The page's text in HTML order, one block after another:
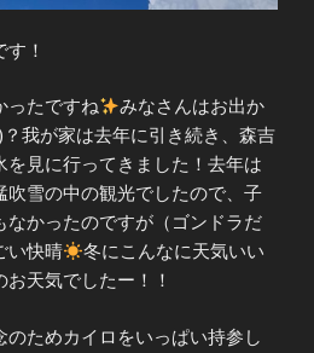
！
ったですね
みなさんはお出か
我が家は去年に引き続き、森吉
を見に行ってきました！去年は
吹雪の中の観光でしたので、子
なかったのですが（ゴンドラだ
快晴
冬にこんなに天気いい
天気でしたー！！
ためカイロをいっぱい持参し